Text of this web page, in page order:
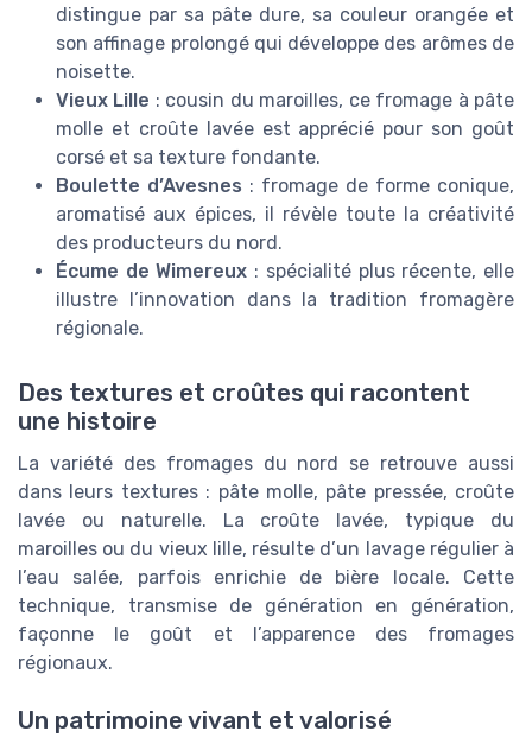
distingue par sa pâte dure, sa couleur orangée et
son affinage prolongé qui développe des arômes de
noisette.
Vieux Lille : cousin du maroilles, ce fromage à pâte
molle et croûte lavée est apprécié pour son goût
corsé et sa texture fondante.
Boulette d’Avesnes : fromage de forme conique,
aromatisé aux épices, il révèle toute la créativité
des producteurs du nord.
Écume de Wimereux : spécialité plus récente, elle
illustre l’innovation dans la tradition fromagère
régionale.
Des textures et croûtes qui racontent
une histoire
La variété des fromages du nord se retrouve aussi
dans leurs textures : pâte molle, pâte pressée, croûte
lavée ou naturelle. La croûte lavée, typique du
maroilles ou du vieux lille, résulte d’un lavage régulier à
l’eau salée, parfois enrichie de bière locale. Cette
technique, transmise de génération en génération,
façonne le goût et l’apparence des fromages
régionaux.
Un patrimoine vivant et valorisé